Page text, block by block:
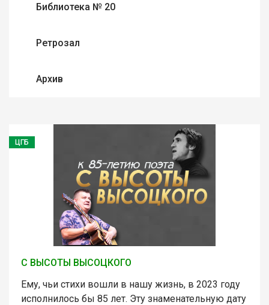
Библиотека № 20
Ретрозал
Архив
ЦГБ
С ВЫСОТЫ ВЫСОЦКОГО
Ему, чьи стихи вошли в нашу жизнь, в 2023 году
исполнилось бы 85 лет. Эту знаменательную дату